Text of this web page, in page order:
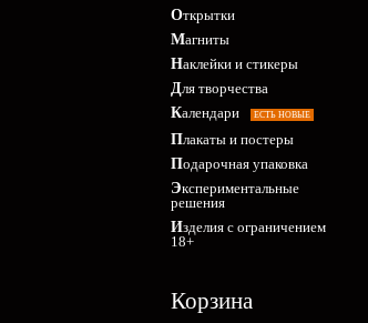
Открытки
Магниты
Наклейки и стикеры
Для творчества
Календари
ЕСТЬ НОВЫЕ
Плакаты и постеры
Подарочная упаковка
Экспериментальные
решения
Изделия с ограничением
18+
Корзина